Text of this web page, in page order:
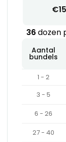
€
36dozen
Aantal
bundels
1 - 2
3 - 5
6 - 26
27 - 40